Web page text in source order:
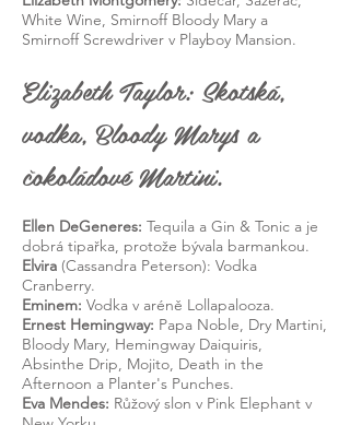
White Wine, Smirnoff Bloody Mary a
Smirnoff Screwdriver v Playboy Mansion.
Elizabeth Taylor: Skotská,
vodka, Bloody Marys a
čokoládové Martini.
Ellen DeGeneres: Tequila a Gin & Tonic a je
dobrá tipařka, protože bývala barmankou.
Elvira (Cassandra Peterson): Vodka
Cranberry.
Eminem: Vodka v aréně Lollapalooza.
Ernest Hemingway: Papa Noble, Dry Martini,
Bloody Mary, Hemingway Daiquiris,
Absinthe Drip, Mojito, Death in the
Afternoon a Planter's Punches.
Eva Mendes: Růžový slon v Pink Elephant v